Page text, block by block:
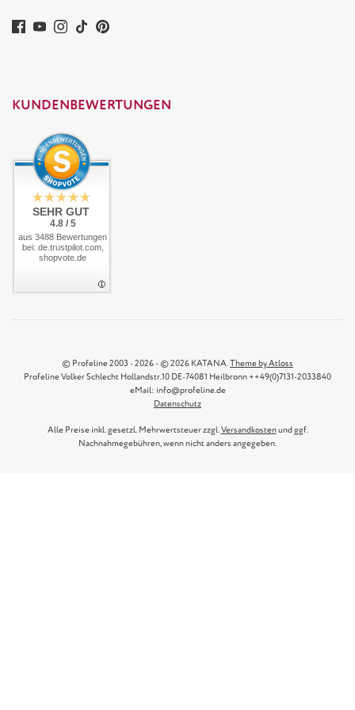
KUNDENBEWERTUNGEN
SEHR GUT
4.8 / 5
aus 3488 Bewertungen
bei: de.trustpilot.com,
shopvote.de
© Profeline 2003 - 2026 - © 2026 KATANA.Theme by Atloss
Profeline Volker Schlecht Hollandstr.10 DE-74081 Heilbronn ++49(0)7131-2033840
eMail: info@profeline.de
Datenschutz
Alle Preise inkl. gesetzl. Mehrwertsteuer zzgl.Versandkostenund ggf.
Nachnahmegebühren, wenn nicht anders angegeben.